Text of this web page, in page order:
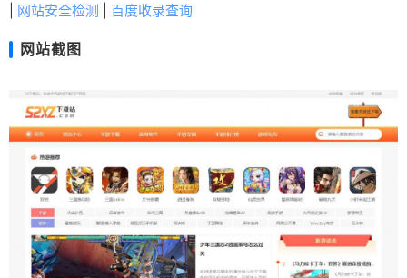
网站安全检测 百度收录查询
网站截图